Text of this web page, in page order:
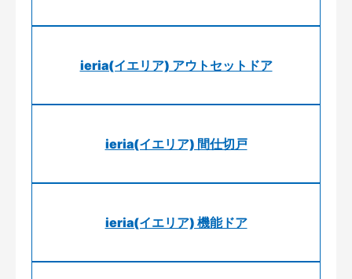
ieria(イエリア) アウトセットドア
ieria(イエリア) 間仕切戸
ieria(イエリア) 機能ドア